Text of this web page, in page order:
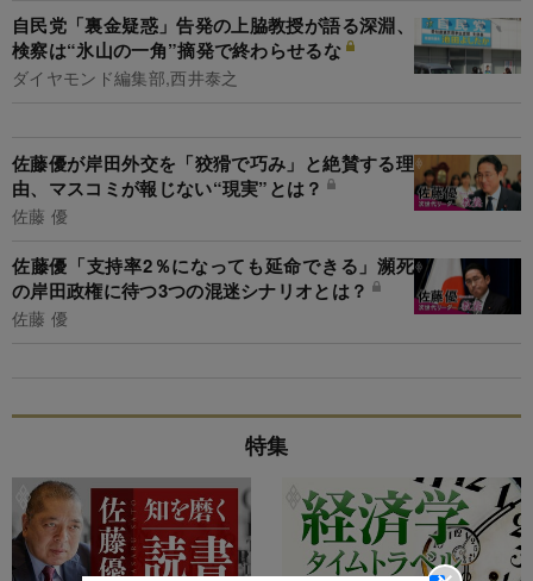
自民党「裏金疑惑」告発の上脇教授が語る深淵、
検察は“氷山の一角”摘発で終わらせるな
ダイヤモンド編集部,西井泰之
佐藤優が岸田外交を「狡猾で巧み」と絶賛する理
由、マスコミが報じない“現実”とは？
佐藤 優
佐藤優「支持率2％になっても延命できる」瀕死
の岸田政権に待つ3つの混迷シナリオとは？
佐藤 優
特集